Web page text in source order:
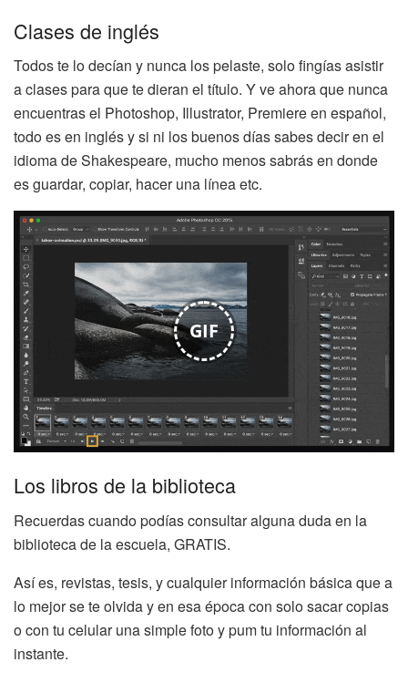
Clases de inglés
Todos te lo decían y nunca los pelaste, solo fingías asistir
a clases para que te dieran el título. Y ve ahora que nunca
encuentras el Photoshop, Illustrator, Premiere en español,
todo es en inglés y si ni los buenos días sabes decir en el
idioma de Shakespeare, mucho menos sabrás en donde
es guardar, copiar, hacer una línea etc.
GIF
Los libros de la biblioteca
Recuerdas cuando podías consultar alguna duda en la
biblioteca de la escuela, GRATIS.
Así es, revistas, tesis, y cualquier información básica que a
lo mejor se te olvida y en esa época con solo sacar copias
o con tu celular una simple foto y pum tu información al
instante.